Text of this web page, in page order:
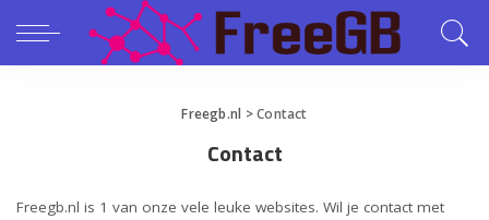
Freegb.nl >Contact
Contact
Freegb.nl is 1 van onze vele leuke websites. Wil je contact met